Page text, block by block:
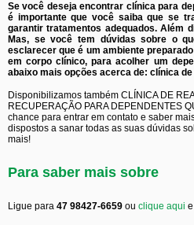
Se você deseja encontrar clínica para
é importante que você saiba que se
garantir tratamentos adequados. Além
Mas, se você tem dúvidas sobre o
esclarecer que é um ambiente
em corpo clínico, para acolher um
abaixo mais opções acerca de: clínica
Disponibilizamos também CLÍNICA DE
RECUPERAÇÃO PARA DEPENDENTES
chance para entrar em contato e saber
dispostos a sanar todas as suas dúvidas
mais!
Para saber mais sobre
Ligue para 47 98427-6659 ou clique aqui